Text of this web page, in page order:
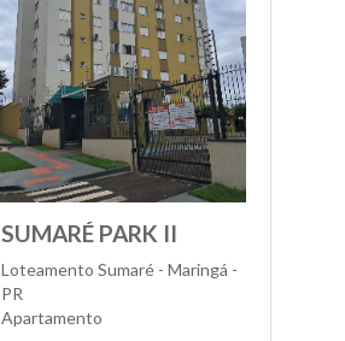
SUMARÉ PARK II
Loteamento Sumaré - Maringá -
PR
Apartamento